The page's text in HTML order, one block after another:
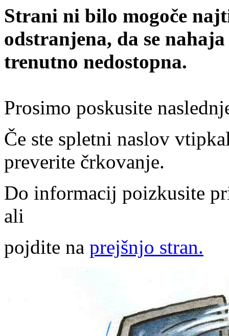
Strani ni bilo mogoče
odstranjena, da se
trenutno nedostopna.
Prosimo poskusite
Če ste spletni naslov
preverite črkovanje.
Do informacij poizkusite
ali
pojdite na prejšnjo stran.